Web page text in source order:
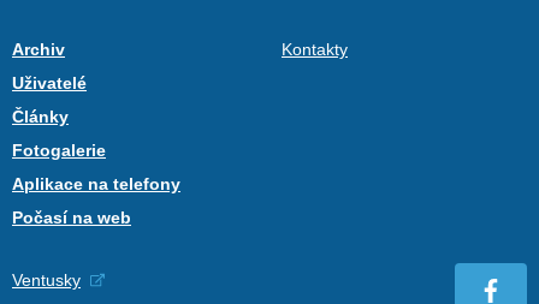
Archiv
Uživatelé
Články
Fotogalerie
Aplikace na telefony
Počasí na web
Kontakty
Ventusky